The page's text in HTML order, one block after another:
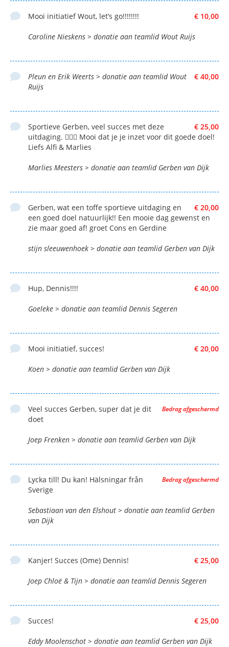
€ 10,00
Mooi initiatief Wout, let’s go!!!!!!!!
Caroline Nieskens > donatie aan teamlid Wout Ruijs
€ 40,00
Pleun en Erik Weerts > donatie aan teamlid Wout
Ruijs
€ 25,00
Sportieve Gerben, veel succes met deze
uitdaging. 🚴🏻‍♂️ Mooi dat je je inzet voor dit goede doel!
Liefs Alfi & Marlies
Marlies Meesters > donatie aan teamlid Gerben van Dijk
€ 20,00
Gerben, wat een toffe sportieve uitdaging en
een goed doel natuurlijk!! Een mooie dag gewenst en
zie maar goed af! groet Cons en Gerdine
stijn sleeuwenhoek > donatie aan teamlid Gerben van Dijk
€ 40,00
Hup, Dennis!!!!
Goeleke > donatie aan teamlid Dennis Segeren
€ 20,00
Mooi initiatief, succes!
Koen > donatie aan teamlid Gerben van Dijk
Bedrag afgeschermd
Veel succes Gerben, super dat je dit
doet
Joep Frenken > donatie aan teamlid Gerben van Dijk
Bedrag afgeschermd
Lycka till! Du kan! Hälsningar från
Sverige
Sebastiaan van den Elshout > donatie aan teamlid Gerben
van Dijk
€ 25,00
Kanjer! Succes (Ome) Dennis!
Joep Chloë & Tijn > donatie aan teamlid Dennis Segeren
€ 25,00
Succes!
Eddy Moolenschot > donatie aan teamlid Gerben van Dijk